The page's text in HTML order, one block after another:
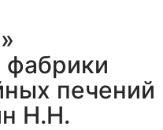
фабрики
печений
Н.Н.